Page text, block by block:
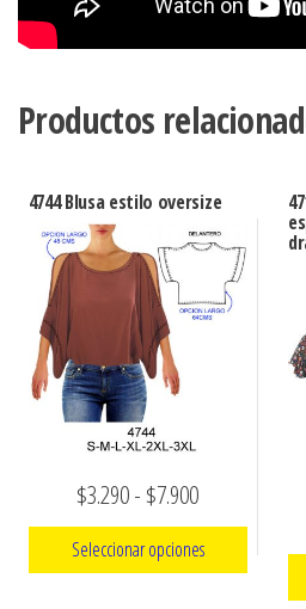
Productos
4744 Blusa estilo oversize
$3.290- $7.900Rango
de
precios:
Seleccionar opciones